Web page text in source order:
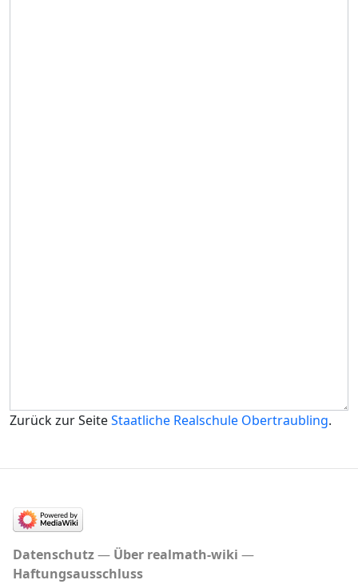
Zurück zur SeiteStaatliche Realschule Obertraubling.
Datenschutz
Über realmath-wiki
Haftungsausschluss